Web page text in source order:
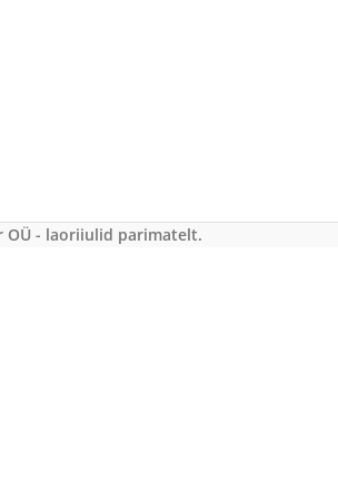
OÜ - laoriiulid parimatelt.